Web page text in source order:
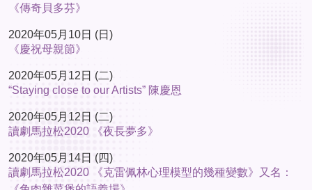
《傳奇貝多芬》
2020年05月10日 (日)
《慶祝母親節》
2020年05月12日 (二)
“Staying close to our Artists” 陳慶恩
2020年05月12日 (二)
讀劇馬拉松2020 《夜長夢多》
2020年05月14日 (四)
讀劇馬拉松2020 《克雷佩林心理模型的幾種變數》又名：